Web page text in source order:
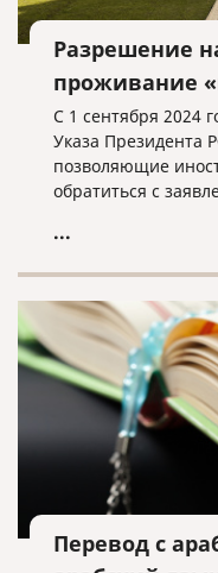
Разрешение
проживание
С 1 сентября 2024
Указа Президента
позволяющие
обратиться с
определенных
...
Перевод с